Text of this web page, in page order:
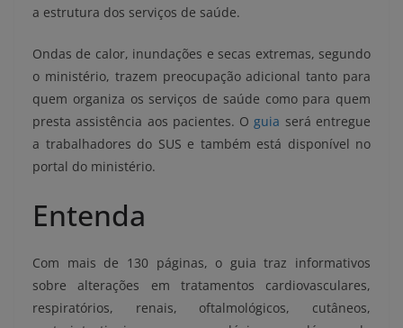
a estrutura dos serviços de saúde.
Ondas de calor, inundações e secas extremas, segundo
o ministério, trazem preocupação adicional tanto para
quem organiza os serviços de saúde como para quem
presta assistência aos pacientes. Oguia será entregue
a trabalhadores do SUS e também está disponível no
portal do ministério.
Entenda
Com mais de 130 páginas, o guia traz informativos
sobre alterações em tratamentos cardiovasculares,
respiratórios, renais, oftalmológicos, cutâneos,